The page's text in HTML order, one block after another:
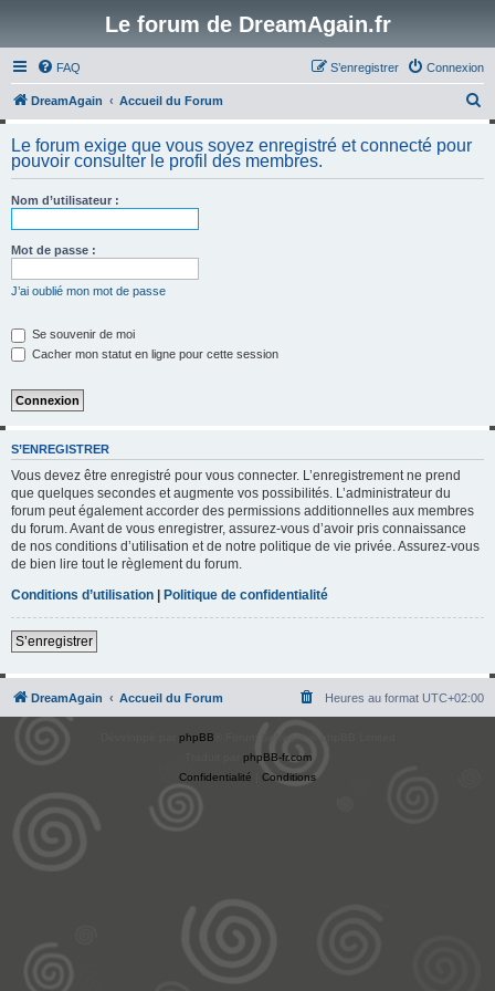
Le forum de DreamAgain.fr
FAQ Connexion
S’enregistrer
DreamAgain Accueil du Forum
h
Le forum exige que vous soyez enregistré et connecté pour
pouvoir consulter le profil des membres.
Nom d’utilisateur :
Mot de passe :
J’ai oublié mon mot de passe
Se souvenir de moi
Cacher mon statut en ligne pour cette session
S’ENREGISTRER
Vous devez être enregistré pour vous connecter. L’enregistrement ne prend
que quelques secondes et augmente vos possibilités. L’administrateur du
forum peut également accorder des permissions additionnelles aux membres
du forum. Avant de vous enregistrer, assurez-vous d’avoir pris connaissance
de nos conditions d’utilisation et de notre politique de vie privée. Assurez-vous
de bien lire tout le règlement du forum.
Conditions d’utilisation | Politique de confidentialité
S’enregistrer
DreamAgain Accueil du Forum Heures au format UTC+02:00
phpBB
phpBB-fr.com
Confidentialité
Conditions